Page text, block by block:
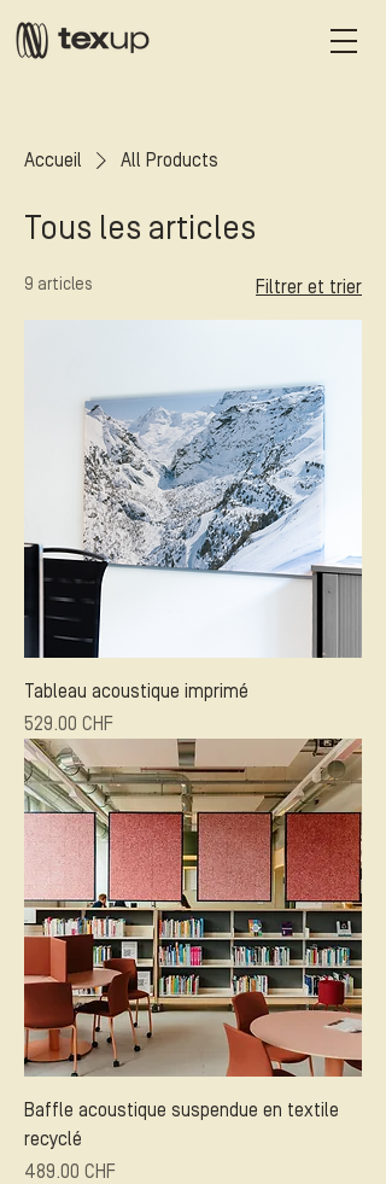
Accueil All Products
Tous les articles
9 articles Filtrer et trier
Tableau acoustique imprimé
Prix
529.00 CHF
Baffle acoustique suspendue en textile
recyclé
Prix
489.00 CHF